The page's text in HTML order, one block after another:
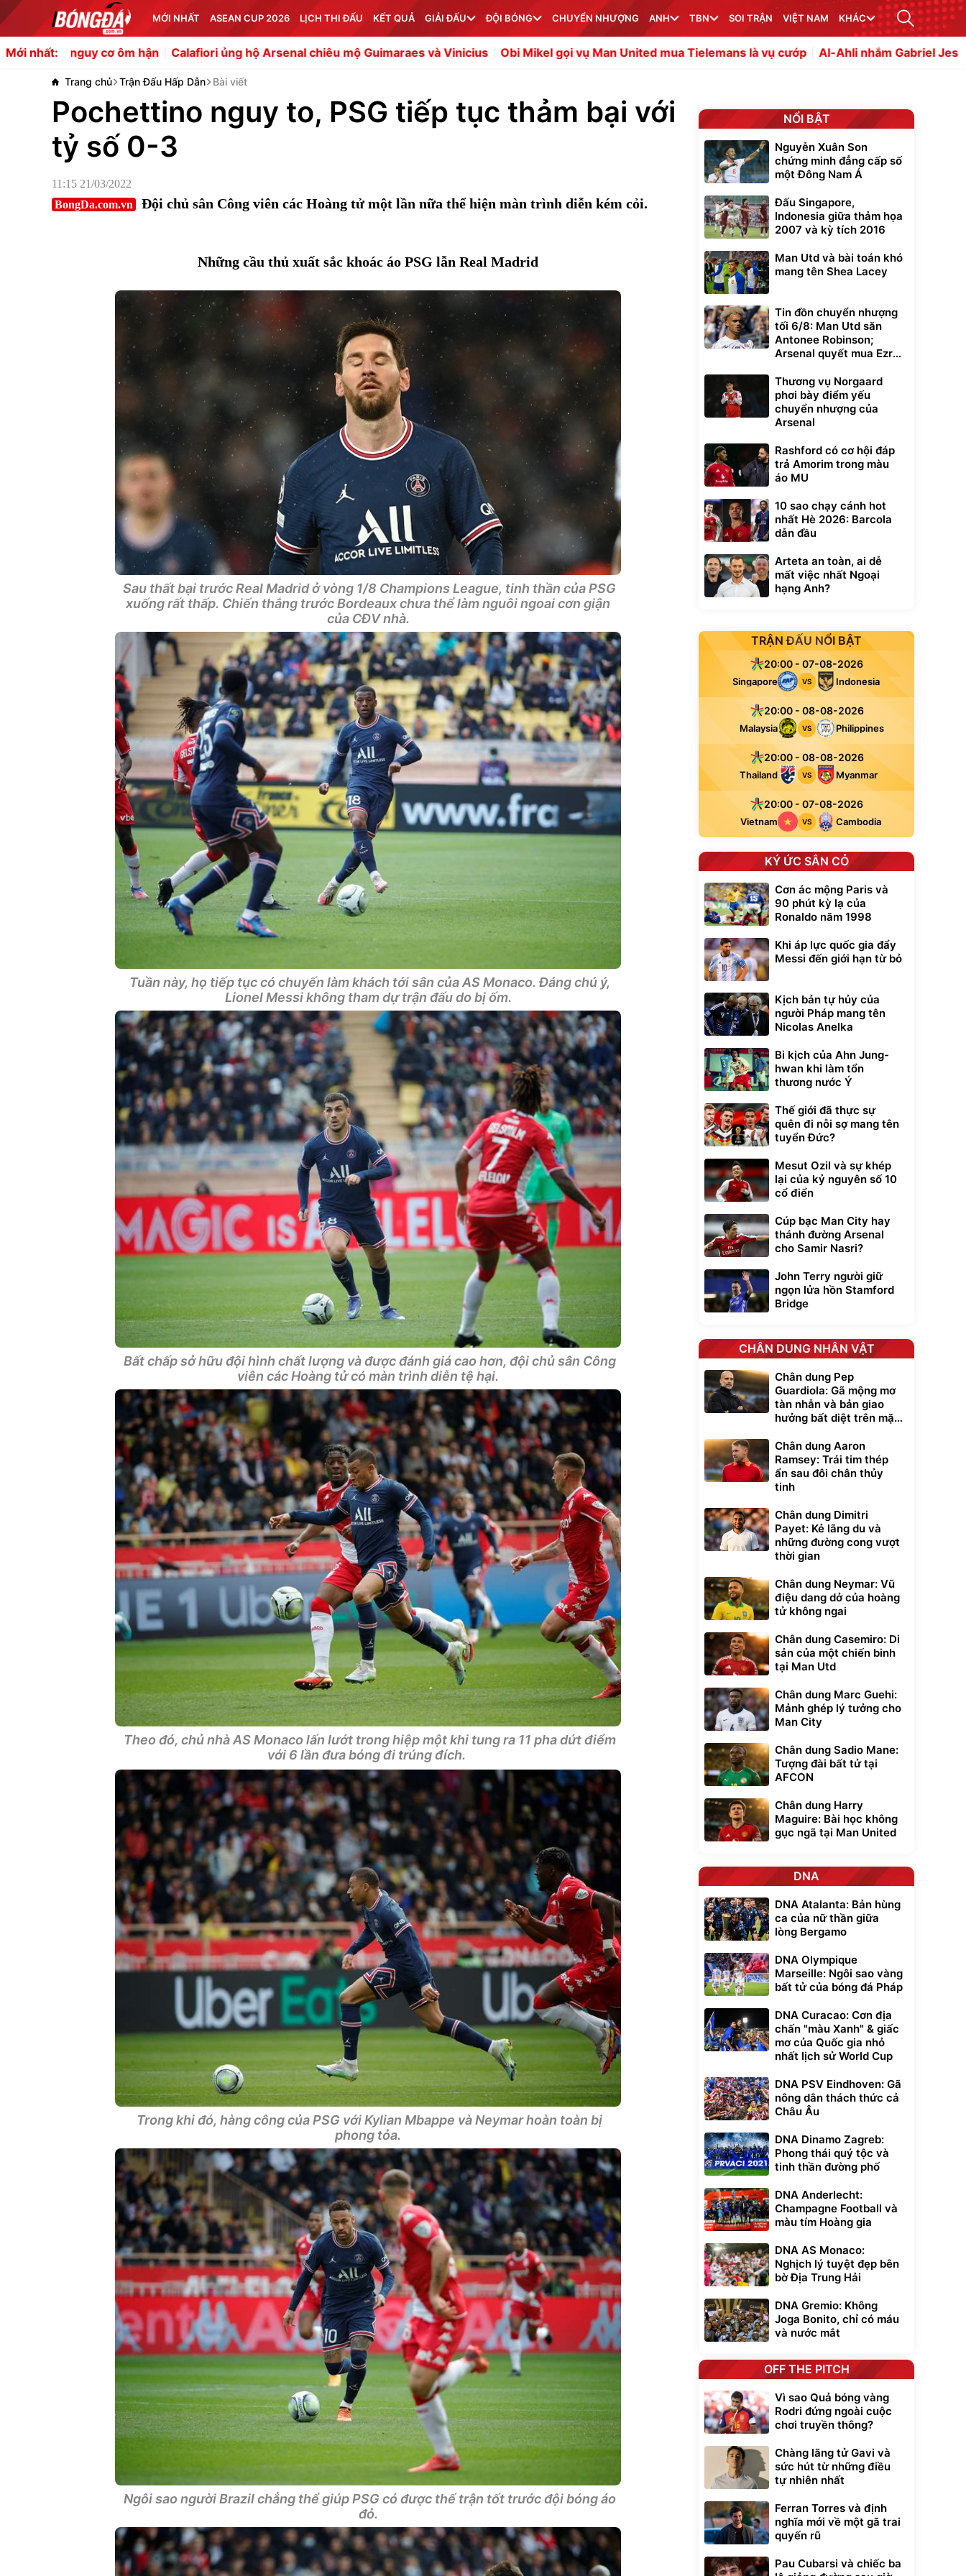
MỚI NHẤT ASEAN CUP 2026 LỊCH THI ĐẤU KẾT QUẢ GIẢI ĐẤU ĐỘI BÓNG CHUYỂN NHƯỢNG ANH TBN SOI TRẬN VIỆT NAM KHÁC
Mới nhất:
ôm hận Calafiori ủng hộ Arsenal chiêu mộ Guimaraes và Vinicius Obi Mikel gọi vụ Man United mua Tielemans là vụ cướp Al-Ahli nhắm Gabriel Jesus của Arsenal Tin
Trang chủ Trận Đấu Hấp Dẫn Bài viết
Pochettino nguy to, PSG tiếp tục thảm bại với
tỷ số 0-3
11:15 21/03/2022
BongDa.com.vn
Đội chủ sân Công viên các Hoàng tử một lần nữa thể hiện màn trình diễn kém cỏi.
Những cầu thủ xuất sắc khoác áo PSG lẫn Real Madrid
Sau thất bại trước Real Madrid ở vòng 1/8 Champions League, tinh thần của PSG
xuống rất thấp. Chiến thắng trước Bordeaux chưa thể làm nguôi ngoai cơn giận
của CĐV nhà.
Tuần này, họ tiếp tục có chuyến làm khách tới sân của AS Monaco. Đáng chú ý,
Lionel Messi không tham dự trận đấu do bị ốm.
Bất chấp sở hữu đội hình chất lượng và được đánh giá cao hơn, đội chủ sân Công
viên các Hoàng tử có màn trình diễn tệ hại.
Theo đó, chủ nhà AS Monaco lấn lướt trong hiệp một khi tung ra 11 pha dứt điểm
với 6 lần đưa bóng đi trúng đích.
Trong khi đó, hàng công của PSG với Kylian Mbappe và Neymar hoàn toàn bị
phong tỏa.
Ngôi sao người Brazil chẳng thể giúp PSG có được thế trận tốt trước đội bóng áo
đỏ.
NỔI BẬT
Nguyễn Xuân Son
chứng minh đẳng cấp số
một Đông Nam Á
Đấu Singapore,
Indonesia giữa thảm họa
2007 và kỳ tích 2016
Man Utd và bài toán khó
mang tên Shea Lacey
Tin đồn chuyển nhượng
tối 6/8: Man Utd săn
Antonee Robinson;
Arsenal quyết mua Ezri
Thương vụ Norgaard
phơi bày điểm yếu
chuyển nhượng của
Arsenal
Rashford có cơ hội đáp
trả Amorim trong màu
áo MU
10 sao chạy cánh hot
nhất Hè 2026: Barcola
dẫn đầu
Arteta an toàn, ai dễ
mất việc nhất Ngoại
hạng Anh?
TRẬN ĐẤU NỔI BẬT
20:00 - 07-08-2026
Singapore VS Indonesia
20:00 - 08-08-2026
Malaysia VS Philippines
20:00 - 08-08-2026
Thailand VS Myanmar
20:00 - 07-08-2026
Vietnam VS Cambodia
KÝ ỨC SÂN CỎ
Cơn ác mộng Paris và
90 phút kỳ lạ của
Ronaldo năm 1998
Khi áp lực quốc gia đẩy
Messi đến giới hạn từ bỏ
Kịch bản tự hủy của
người Pháp mang tên
Nicolas Anelka
Bi kịch của Ahn Jung-
hwan khi làm tổn
thương nước Ý
Thế giới đã thực sự
quên đi nỗi sợ mang tên
tuyển Đức?
Mesut Ozil và sự khép
lại của kỷ nguyên số 10
cổ điển
Cúp bạc Man City hay
thánh đường Arsenal
cho Samir Nasri?
John Terry người giữ
ngọn lửa hồn Stamford
Bridge
CHÂN DUNG NHÂN VẬT
Chân dung Pep
Guardiola: Gã mộng mơ
tàn nhẫn và bản giao
hưởng bất diệt trên mặt
Chân dung Aaron
Ramsey: Trái tim thép
ẩn sau đôi chân thủy
tinh
Chân dung Dimitri
Payet: Kẻ lãng du và
những đường cong vượt
thời gian
Chân dung Neymar: Vũ
điệu dang dở của hoàng
tử không ngai
Chân dung Casemiro: Di
sản của một chiến binh
tại Man Utd
Chân dung Marc Guehi:
Mảnh ghép lý tưởng cho
Man City
Chân dung Sadio Mane:
Tượng đài bất tử tại
AFCON
Chân dung Harry
Maguire: Bài học không
gục ngã tại Man United
DNA
DNA Atalanta: Bản hùng
ca của nữ thần giữa
lòng Bergamo
DNA Olympique
Marseille: Ngôi sao vàng
bất tử của bóng đá Pháp
DNA Curacao: Cơn địa
chấn "màu Xanh" & giấc
mơ của Quốc gia nhỏ
nhất lịch sử World Cup
DNA PSV Eindhoven: Gã
nông dân thách thức cả
Châu Âu
DNA Dinamo Zagreb:
Phong thái quý tộc và
tinh thần đường phố
DNA Anderlecht:
Champagne Football và
màu tím Hoàng gia
DNA AS Monaco:
Nghịch lý tuyệt đẹp bên
bờ Địa Trung Hải
DNA Gremio: Không
Joga Bonito, chỉ có máu
và nước mắt
OFF THE PITCH
Vì sao Quả bóng vàng
Rodri đứng ngoài cuộc
chơi truyền thông?
Chàng lãng tử Gavi và
sức hút từ những điều
tự nhiên nhất
Ferran Torres và định
nghĩa mới về một gã trai
quyến rũ
Pau Cubarsi và chiếc ba